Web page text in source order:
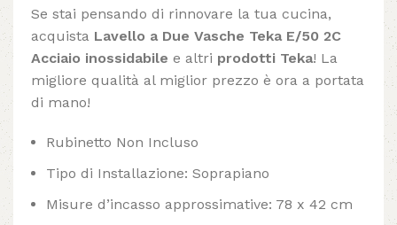
Se stai pensando di rinnovare la tua cucina,
acquista Lavello a Due Vasche Teka E/50 2C
Acciaio inossidabile e altri prodotti Teka! La
migliore qualità al miglior prezzo è ora a portata
di mano!
Rubinetto Non Incluso
Tipo di Installazione: Soprapiano
Misure d’incasso approssimative: 78 x 42 cm